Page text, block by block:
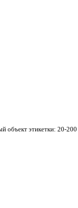
объект этикетки: 20-